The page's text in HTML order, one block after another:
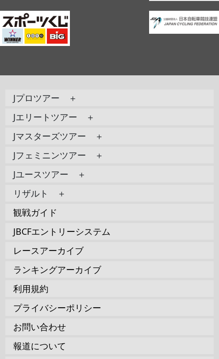
Jプロツアー ＋
Jエリートツアー ＋
Jマスターズツアー ＋
Jフェミニンツアー ＋
Jユースツアー ＋
リザルト ＋
観戦ガイド
JBCFエントリーシステム
レースアーカイブ
ランキングアーカイブ
利用規約
プライバシーポリシー
お問い合わせ
報道について